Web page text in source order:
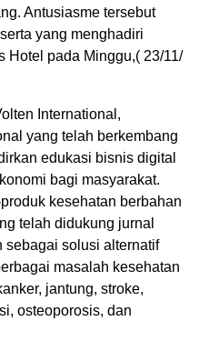
Antusiasme tersebut
yang menghadiri
Hotel pada Minggu,( 23/11/
International,
yang telah berkembang
edukasi bisnis digital
bagi masyarakat.
kesehatan berbahan
telah didukung jurnal
sebagai solusi alternatif
masalah kesehatan
jantung, stroke,
osteoporosis, dan